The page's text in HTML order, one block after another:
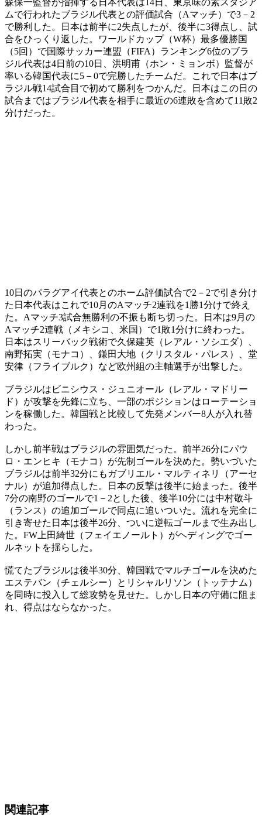
ムで行われたブラジル代表との評価試合（Aマッチ）で3－2
で勝利した。日本は前半に2失点したが、後半に3得点し、試
合をひっくり返した。ワールドカップ（W杯）最多優勝国
（5回）で国際サッカー連盟（FIFA）ランキング6位のブラ
ジル代表は4日前の10日、洪明甫（ホン・ミョンボ）監督が
率いる韓国代表に5－0で完勝したチームだ。これで日本はブ
ラジル戦14試合目で初めて勝利をつかんだ。日本はこの日の
試合まではブラジル代表を相手に最近の6連敗を含めて11敗2
分けだった。
10日のパラグアイ代表とのホーム評価試合で2－2で引き分け
た日本代表はこれで10月のAマッチ2連戦を1勝1分けで終え
た。Aマッチ3試合無勝利の不振も断ち切った。日本は9月の
Aマッチ2連戦（メキシコ、米国）で1敗1分けに終わった。
日本はスリーバック戦術で久保建英（レアル・ソシエダ）、
南野拓実（モナコ）、鎌田大地（クリスタル・パレス）、堂
安律（フライブルク）など欧州組の主軸選手が出撃した。
ブラジルはビニシウス・ジュニオール（レアル・マドリー
ド）が攻撃を先鋒に立ち、一部のポジションはローテーショ
ンを稼働した。韓国戦と比較して先発メンバー8人が入れ替
わった。
しかし前半戦はブラジルの雰囲気だった。前半26分にパウ
ロ・エンヒキ（モナコ）が先制ゴールを決めた。勢いづいた
ブラジルは前半32分にもガブリエル・マルティネリ（アーセ
ナル）が追加得点した。日本の反撃は後半に始まった。後半
7分の南野のゴールで1－2とした後、後半10分には中村敬斗
（ランス）の追加ゴールで同点に追いついた。流れを完全に
引き寄せた日本は後半26分、ついに逆転ゴールまで生み出し
た。FW上田綺世（フェイエノールト）がヘディングでゴー
ルネットを揺らした。
慌てたブラジルは後半30分、韓国戦でマルチゴールを決めた
エステバン（チェルシー）とリシャルリソン（トッテナム）
を同時に投入して総攻勢を見せた。しかし日本の守備に阻ま
れ、得点はならなかった。
関連記事